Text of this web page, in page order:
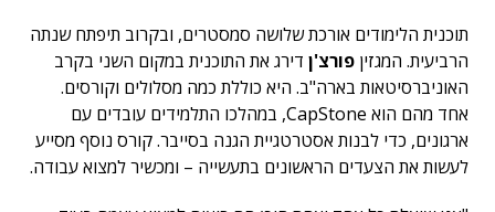
תוכנית הלימודים אורכת שלושה סמסטרים, ובקרוב תיפתח שנתה
הרביעית. המגזין פורצ'ן דירג את התוכנית במקום השני בקרב
האוניברסיטאות בארה"ב. היא כוללת כמה מסלולים וקורסים.
אחד מהם הוא CapStone, במהלכו התלמידים עובדים עם
ארגונים, כדי לבנות אסטרטגיית הגנה בסייבר. קורס נוסף מסייע
לעשות את הצעדים הראשונים בתעשייה – ומכשיר למצוא עבודה.